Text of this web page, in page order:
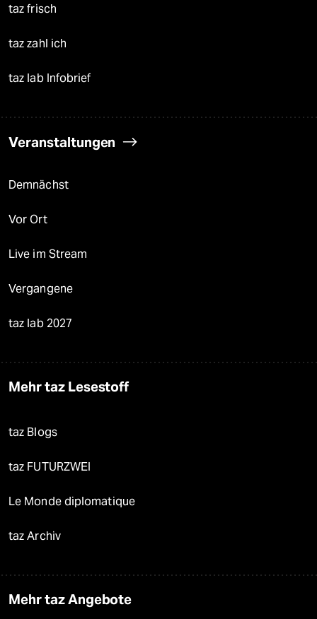
taz frisch
taz zahl ich
taz lab Infobrief
Veranstaltungen
Demnächst
Vor Ort
Live im Stream
Vergangene
taz lab 2027
Mehr taz Lesestoff
taz Blogs
taz FUTURZWEI
Le Monde diplomatique
taz Archiv
Mehr taz Angebote